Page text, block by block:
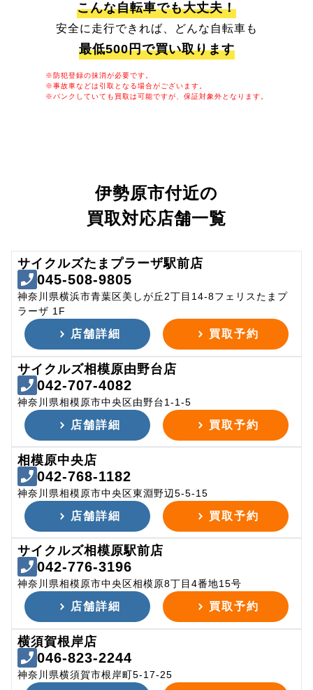
こんな自転車でも大丈夫！
安全に走行できれば、どんな自転車も
最低500円で買い取ります
※防犯登録の抹消が必要です。
※事故車などは引取となる場合がございます。
※パンクしていても買取は可能ですが、保証対象外となります。
伊勢原市付近の
買取対応店舗一覧
サイクルズたまプラーザ駅前店
045-508-9805
神奈川県横浜市青葉区美しが丘2丁目14-8フェリスたまプ
ラーザ 1F
店舗詳細 買取予約
サイクルズ相模原由野台店
042-707-4082
神奈川県相模原市中央区由野台1-1-5
店舗詳細 買取予約
相模原中央店
042-768-1182
神奈川県相模原市中央区東淵野辺5-5-15
店舗詳細 買取予約
サイクルズ相模原駅前店
042-776-3196
神奈川県相模原市中央区相模原8丁目4番地15号
店舗詳細 買取予約
横須賀根岸店
046-823-2244
神奈川県横須賀市根岸町5-17-25